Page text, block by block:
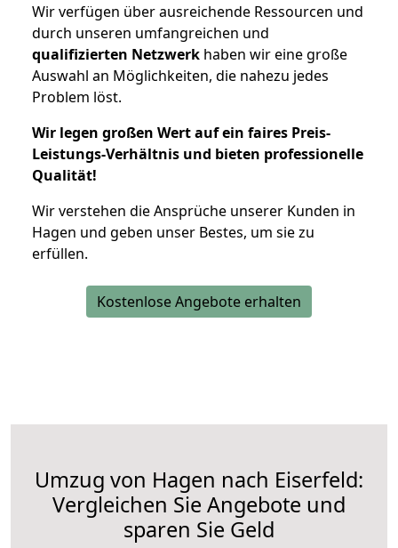
Wir verfügen über ausreichende Ressourcen und
durch unseren umfangreichen und
qualifizierten Netzwerk haben wir eine große
Auswahl an Möglichkeiten, die nahezu jedes
Problem löst.
Wir legen großen Wert auf ein faires Preis-
Leistungs-Verhältnis und bieten professionelle
Qualität!
Wir verstehen die Ansprüche unserer Kunden in
Hagen und geben unser Bestes, um sie zu
erfüllen.
Kostenlose Angebote erhalten
Umzug von Hagen nach Eiserfeld:
Vergleichen Sie Angebote und
sparen Sie Geld